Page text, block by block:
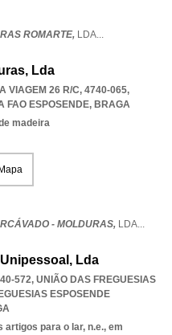
ROMARTE, LDA...
Lda
VIAGEM 26 R/C, 4740-065,
FAO ESPOSENDE, BRAGA
madeira
- MOLDURAS, LDA...
Lda
572, UNIÃO DAS FREGUESIAS
ESPOSENDE
para o lar, n.e., em